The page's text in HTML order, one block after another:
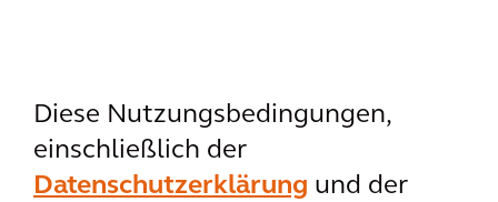
Diese Nutzungsbedingungen,
einschließlich der
Datenschutzerklärung und der